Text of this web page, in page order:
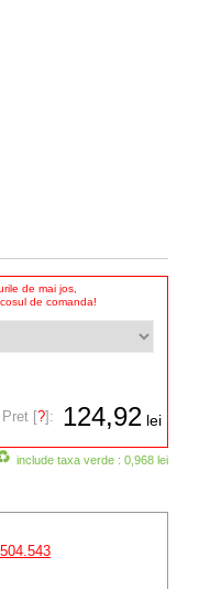
de mai jos,
de comanda!
Pret [?]: 124,92 lei
include taxa verde : 0,968 lei